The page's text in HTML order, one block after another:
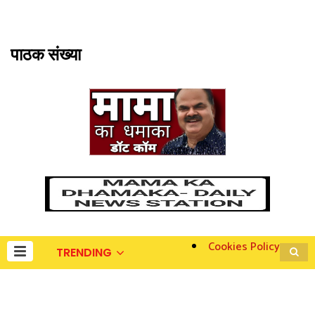
पाठक संख्या
TRENDING Cookies Policy